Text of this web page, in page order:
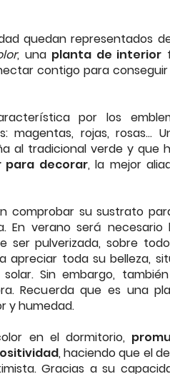
quedan representados
, una planta de interior
contigo para
por los
magentas, rojas, rosas...
al tradicional verde y que
para decorar, la mejor
comprobar su sustrato
En verano será necesario
ser pulverizada, sobre
apreciar toda su belleza,
Sin embargo,
Recuerda que es una
y humedad.
en el dormitorio,
, haciendo que el
Gracias a su